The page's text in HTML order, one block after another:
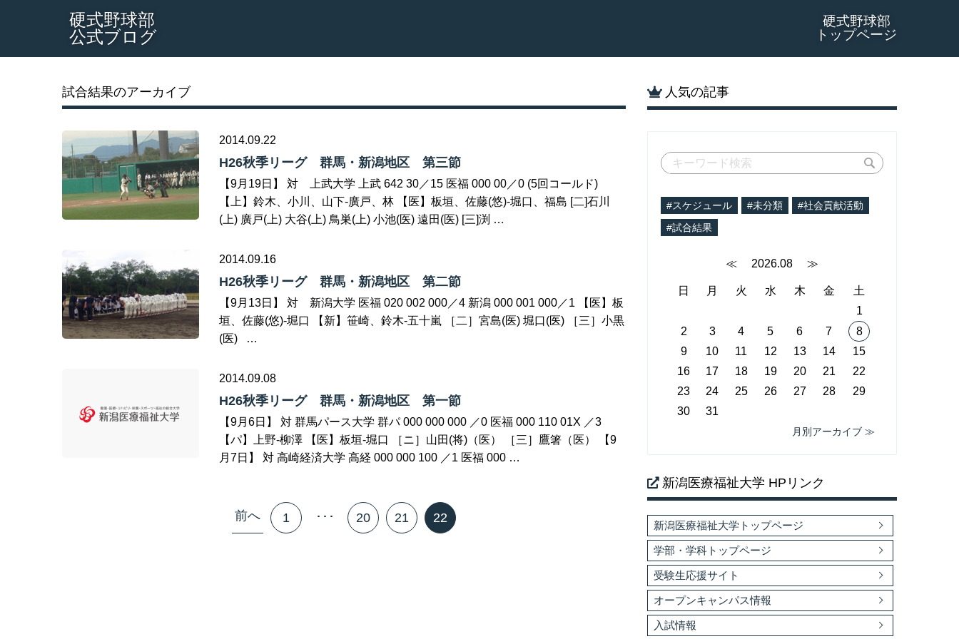
硬式野球部
トップページ
硬式野球部
公式ブログ
試合結果のアーカイブ
2014.09.22
H26秋季リーグ 群馬・新潟地区 第三節
【9月19日】 対 上武大学 上武 642 30／15 医福 000 00／0 (5回コールド)
【上】鈴木、小川、山下-廣戸、林 【医】板垣、佐藤(悠)-堀口、福島 [二]石川
(上) 廣戸(上) 大谷(上) 鳥巣(上) 小池(医) 遠田(医) [三]渕 …
2014.09.16
H26秋季リーグ 群馬・新潟地区 第二節
【9月13日】 対 新潟大学 医福 020 002 000／4 新潟 000 001 000／1 【医】板
垣、佐藤(悠)-堀口 【新】笹崎、鈴木-五十嵐 ［二］宮島(医) 堀口(医) ［三］小黒
(医) …
2014.09.08
H26秋季リーグ 群馬・新潟地区 第一節
【9月6日】 対 群馬パース大学 群パ 000 000 000 ／0 医福 000 110 01X ／3
【パ】上野-柳澤 【医】板垣-堀口 ［ニ］山田(将)（医） ［三］鷹箸（医） 【9
月7日】 対 高崎経済大学 高経 000 000 100 ／1 医福 000 …
前へ 1 ･･･ 20 21 22
人気の記事
#スケジュール #未分類
#社会貢献活動
#試合結果
≪ 2026.08 ≫
日 月 火 水 木 金
土
1
2
3 4 5 6 7
8
9
10 11 12 13 14
15
16
17 18 19 20 21
22
23
24 25 26 27 28
29
30
31
月別アーカイブ ≫
新潟医療福祉大学 HPリンク
新潟医療福祉大学トップページ
学部・学科トップページ
受験生応援サイト
オープンキャンパス情報
入試情報